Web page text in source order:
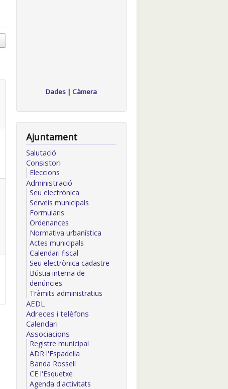
Dades | Càmera
Ajuntament
Salutació
Consistori
Eleccions
Administració
Seu electrònica
Serveis municipals
Formularis
Ordenances
Normativa urbanística
Actes municipals
Calendari fiscal
Seu electrònica cadastre
Bústia interna de
denúncies
Tràmits administratius
AEDL
Adreces i telèfons
Calendari
Associacions
Registre municipal
ADR l'Espadella
Banda Rossell
CE l'Esquetxe
Agenda d'activitats